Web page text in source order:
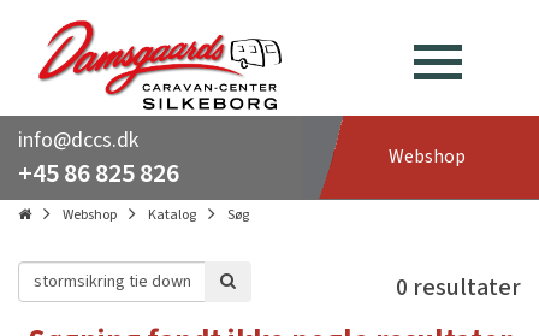
info@dccs.dk
+45 86 825 826 Webshop
Webshop Katalog Søg
0 resultater